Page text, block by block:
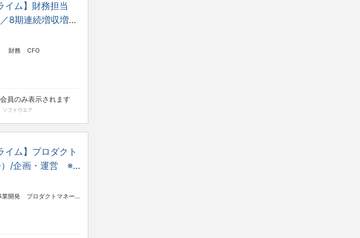
イム】財務担当
8期連続増収増益
財務
CFO
員のみ表示されます
ソフトウエア
イム】プロダクト
）/企画・運営 ※
125日
業開発
プロダクトマネージャー